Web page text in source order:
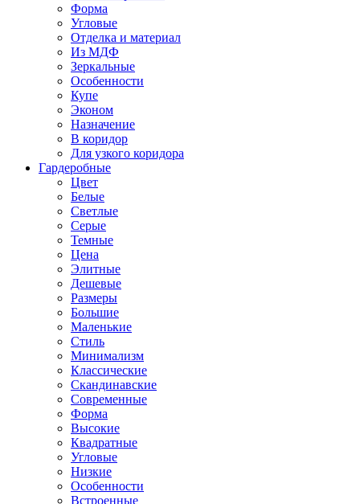
Форма
Угловые
Отделка и материал
Из МДФ
Зеркальные
Особенности
Купе
Эконом
Назначение
В коридор
Для узкого коридора
Гардеробные
Цвет
Белые
Светлые
Серые
Темные
Цена
Элитные
Дешевые
Размеры
Большие
Маленькие
Стиль
Минимализм
Классические
Скандинавские
Современные
Форма
Высокие
Квадратные
Угловые
Низкие
Особенности
Встроенные